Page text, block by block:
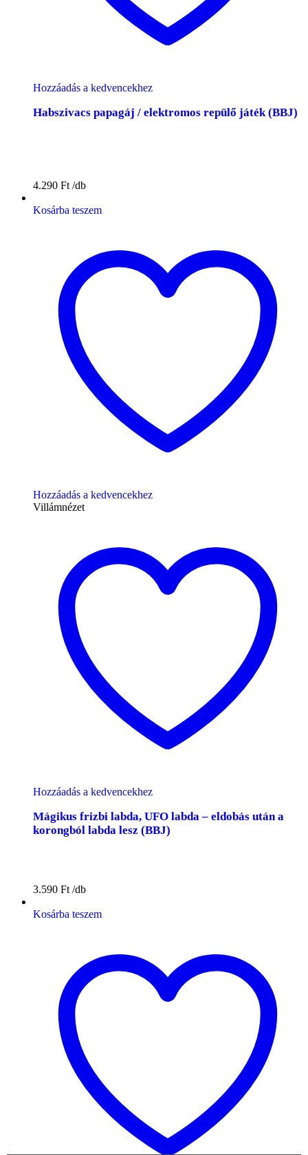
Hozzáadás a kedvencekhez
Habszivacs papagáj / elektromos repülő játék (BBJ)
4.290 Ft
Kosárba teszem
Hozzáadás a kedvencekhez
Villámnézet
Hozzáadás a kedvencekhez
Mágikus frizbi labda, UFO labda – eldobás után a
korongból labda lesz (BBJ)
3.590 Ft
Kosárba teszem